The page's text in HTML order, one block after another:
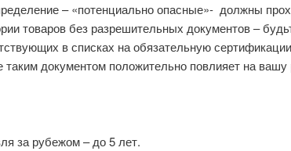
– «потенциально опасные»- должны
товаров без разрешительных документов –
в списках на обязательную
документом положительно повлияет на
за рубежом – до 5 лет.